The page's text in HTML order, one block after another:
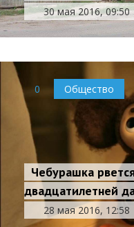
30 мая 2016, 09:50
0 Общество
Чебурашка
двадцатилетней
28 мая 2016, 12:58